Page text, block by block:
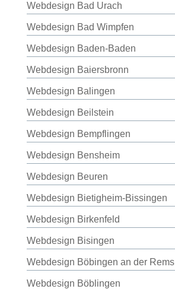
Webdesign Bad Urach
Webdesign Bad Wimpfen
Webdesign Baden-Baden
Webdesign Baiersbronn
Webdesign Balingen
Webdesign Beilstein
Webdesign Bempflingen
Webdesign Bensheim
Webdesign Beuren
Webdesign Bietigheim-Bissingen
Webdesign Birkenfeld
Webdesign Bisingen
Webdesign Böbingen an der Rems
Webdesign Böblingen